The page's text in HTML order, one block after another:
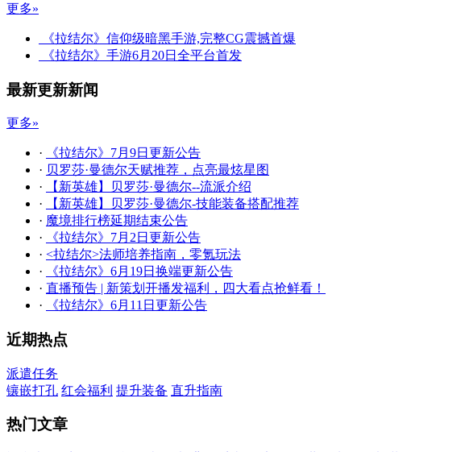
更多»
《拉结尔》信仰级暗黑手游,完整CG震撼首爆
《拉结尔》手游6月20日全平台首发
最新更新新闻
更多»
·
《拉结尔》7月9日更新公告
· 贝罗莎·曼德尔天赋推荐，点亮最炫星图
·
【新英雄】贝罗莎·曼德尔--流派介绍
·
【新英雄】贝罗莎·曼德尔-技能装备搭配推荐
· 魔境排行榜延期结束公告
·
《拉结尔》7月2日更新公告
· <拉结尔>法师培养指南，零氪玩法
·
《拉结尔》6月19日换端更新公告
· 直播预告 | 新策划开播发福利，四大看点抢鲜看！
·
《拉结尔》6月11日更新公告
近期热点
派遣任务
镶嵌打孔 红会福利 提升装备 直升指南
热门文章